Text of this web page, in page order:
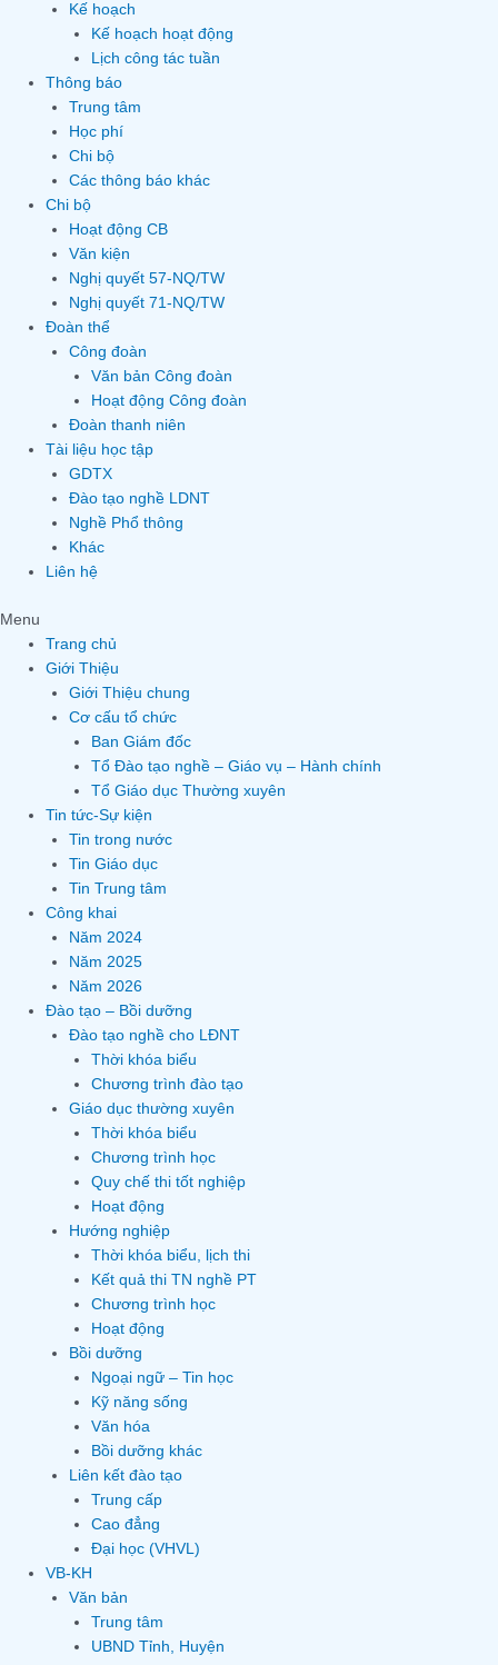
Kế hoạch
Kế hoạch hoạt động
Lịch công tác tuần
Thông báo
Trung tâm
Học phí
Chi bộ
Các thông báo khác
Chi bộ
Hoạt động CB
Văn kiện
Nghị quyết 57-NQ/TW
Nghị quyết 71-NQ/TW
Đoàn thể
Công đoàn
Văn bản Công đoàn
Hoạt động Công đoàn
Đoàn thanh niên
Tài liệu học tập
GDTX
Đào tạo nghề LDNT
Nghề Phổ thông
Khác
Liên hệ
Menu
Trang chủ
Giới Thiệu
Giới Thiệu chung
Cơ cấu tổ chức
Ban Giám đốc
Tổ Đào tạo nghề – Giáo vụ – Hành chính
Tổ Giáo dục Thường xuyên
Tin tức-Sự kiện
Tin trong nước
Tin Giáo dục
Tin Trung tâm
Công khai
Năm 2024
Năm 2025
Năm 2026
Đào tạo – Bồi dưỡng
Đào tạo nghề cho LĐNT
Thời khóa biểu
Chương trình đào tạo
Giáo dục thường xuyên
Thời khóa biểu
Chương trình học
Quy chế thi tốt nghiệp
Hoạt động
Hướng nghiệp
Thời khóa biểu, lịch thi
Kết quả thi TN nghề PT
Chương trình học
Hoạt động
Bồi dưỡng
Ngoại ngữ – Tin học
Kỹ năng sống
Văn hóa
Bồi dưỡng khác
Liên kết đào tạo
Trung cấp
Cao đẳng
Đại học (VHVL)
VB-KH
Văn bản
Trung tâm
UBND Tỉnh, Huyện